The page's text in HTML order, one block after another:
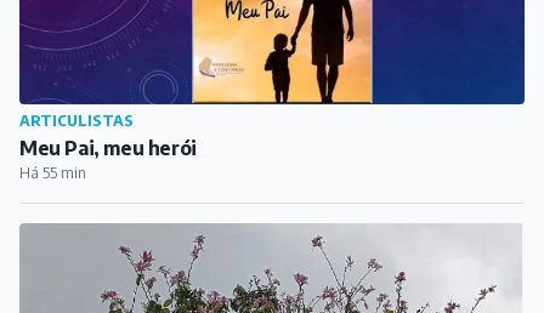
ARTICULISTAS
Meu Pai, meu herói
Há 55 min